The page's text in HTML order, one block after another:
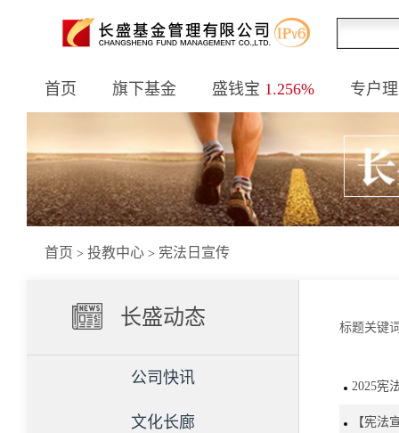
首页 旗下基金 盛钱宝 1.256% 专户
首页 > 投教中心 > 宪法日宣传
长盛动态
公司快讯
文化长廊
标题关键
2025宪
【宪法